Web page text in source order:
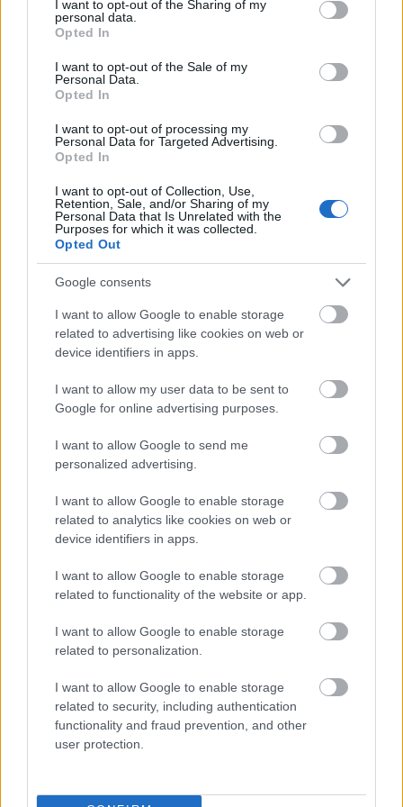
not limited to your visit or usage behaviour. You may click to
grant or deny consent to Google and its third-party tags to
use your data for below specified purposes in below Google
consent section.
I want to opt-out of the Sharing of my
personal data.
Opted In
I want to opt-out of the Sale of my
Personal Data.
Opted In
I want to opt-out of processing my
Personal Data for Targeted Advertising.
Opted In
I want to opt-out of Collection, Use,
Retention, Sale, and/or Sharing of my
Personal Data that Is Unrelated with the
Purposes for which it was collected.
Opted Out
Google consents
I want to allow Google to enable storage
related to advertising like cookies on web or
device identifiers in apps.
I want to allow my user data to be sent to
Google for online advertising purposes.
I want to allow Google to send me
personalized advertising.
I want to allow Google to enable storage
related to analytics like cookies on web or
device identifiers in apps.
I want to allow Google to enable storage
related to functionality of the website or app.
I want to allow Google to enable storage
related to personalization.
I want to allow Google to enable storage
related to security, including authentication
functionality and fraud prevention, and other
user protection.
Flere nordmenn ute
kvalifiserte seg også til søndagens KO-sprint.
Dessverre røk mer enn halvparten av de norske
Men Freidig-brødrene Oskar og Simen Spets
Storhov gjorde personlige bestenoteringer med
11.plass til Oskar som best. De er sammen med
Kasper Fosser klare for søndagens løp.
På damesiden er også Ane Dyrkorn (26) og Ingrid
Lundanes (33) kvalifiserte sammen med Pia Young
Men først skal det løpes sprintstafett under
lørdagen, og den sender vi også direkte fra kl
17,00 her på langrenn.com. Det er en øvelse der
Norge tok EM-gullet for første gang i Belgia for en
Meld deg på vårt nyhetsbrev
MEST LEST